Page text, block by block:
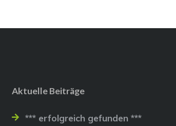
Aktuelle Beiträge
*** erfolgreich gefunden ***